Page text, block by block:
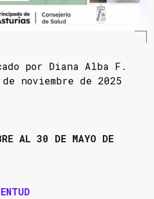
por Diana Alba F.
noviembre de 2025
AL 30 DE MAYO DE